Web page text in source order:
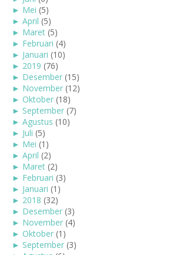
► Mei (5)
► April (5)
► Maret (5)
► Februari (4)
► Januari (10)
► 2019 (76)
► Desember (15)
► November (12)
► Oktober (18)
► September (7)
► Agustus (10)
► Juli (5)
► Mei (1)
► April (2)
► Maret (2)
► Februari (3)
► Januari (1)
► 2018 (32)
► Desember (3)
► November (4)
► Oktober (1)
► September (3)